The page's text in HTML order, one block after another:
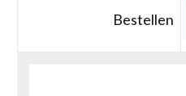
Bestellen